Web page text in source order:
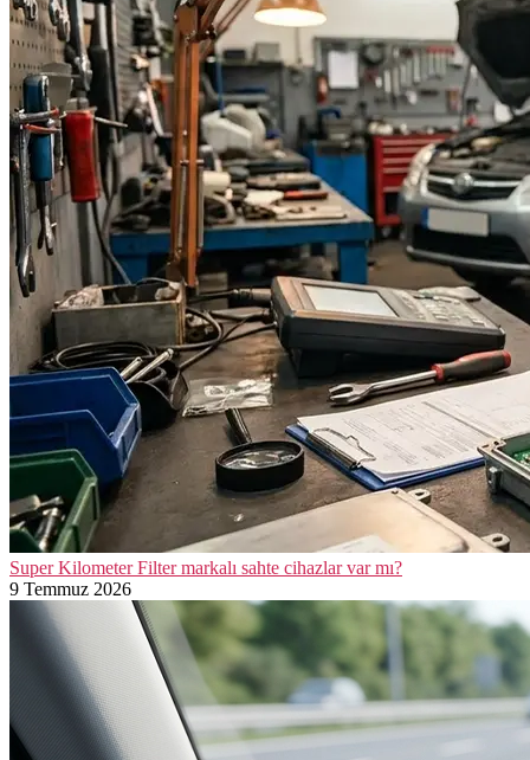
Super Kilometer Filter markalı sahte cihazlar var mı?
9 Temmuz 2026